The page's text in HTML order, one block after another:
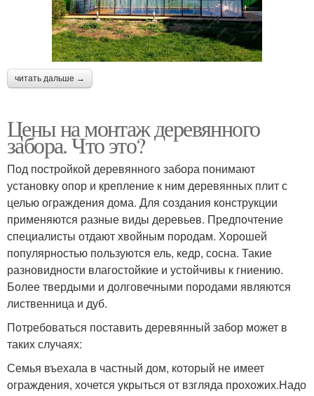
читать дальше →
Цены на монтаж деревянного
забора. Что это?
Под постройкой деревянного забора понимают
установку опор и крепление к ним деревянных плит с
целью ограждения дома. Для создания конструкции
применяются разные виды деревьев. Предпочтение
специалисты отдают хвойным породам. Хорошей
популярностью пользуются ель, кедр, сосна. Такие
разновидности влагостойкие и устойчивы к гниению.
Более твердыми и долговечными породами являются
лиственница и дуб.
Потребоваться поставить деревянный забор может в
таких случаях:
Семья въехала в частный дом, который не имеет
ограждения, хочется укрыться от взгляда прохожих.Надо